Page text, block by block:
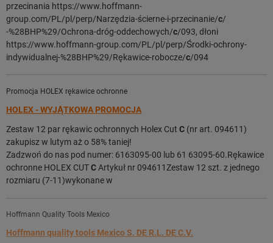
przecinania https://www.hoffmann-
group.com/PL/pl/perp/Narzędzia-ścierne-i-przecinanie/c/
-%28BHP%29/Ochrona-dróg-oddechowych/c/093, dłoni
https://www.hoffmann-group.com/PL/pl/perp/Środki-ochrony-
indywidualnej-%28BHP%29/Rękawice-robocze/c/094
Promocja HOLEX rękawice ochronne
HOLEX - WYJĄTKOWA PROMOCJA
Zestaw 12 par rękawic ochronnych Holex Cut C (nr art. 094611)
zakupisz w lutym aż o 58% taniej!
Zadzwoń do nas pod numer: 6163095-00 lub 61 63095-60.Rękawice
ochronne HOLEX CUTCArtykuł nr 094611Zestaw 12 szt. z jednego
rozmiaru (7-11)wykonane w
Hoffmann Quality Tools Mexico
Hoffmann quality tools Mexico S. DE R.L. DE C.V.